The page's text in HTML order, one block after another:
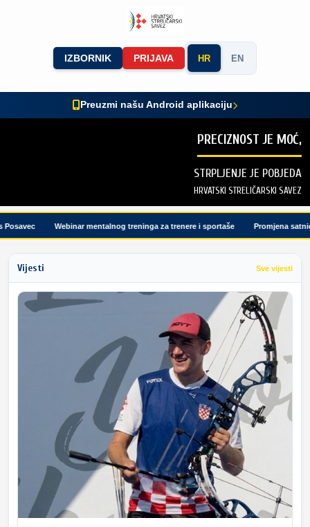
IZBORNIK PRIJAVA HR EN
Preuzmi našu Android aplikaciju
PRECIZNOST JE MOĆ,
STRPLJENJE JE POBJEDA
HRVATSKI STRELIČARSKI SAVEZ
Webinar mentalnog treninga za trenere i sportaše Promjena
Vijesti Sve vijesti